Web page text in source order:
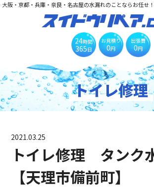
大阪・京都・兵庫・奈良・名古屋の水漏れのことならお任せ！
24時間
365日
お見積り
0円
出張費
0円
トイレ修理
2021.03.25
トイレ修理 タンク
【天理市備前町】